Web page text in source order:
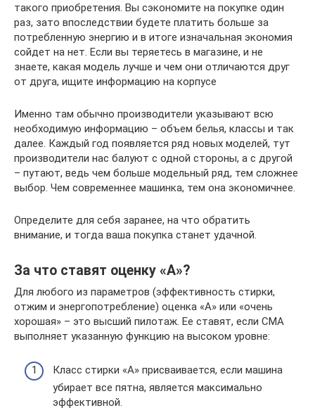
такого приобретения. Вы сэкономите на покупке один
раз, зато впоследствии будете платить больше за
потребленную энергию и в итоге изначальная экономия
сойдет на нет. Если вы теряетесь в магазине, и не
знаете, какая модель лучше и чем они отличаются друг
от друга, ищите информацию на корпусе
Именно там обычно производители указывают всю
необходимую информацию – объем белья, классы и так
далее. Каждый год появляется ряд новых моделей, тут
производители нас балуют с одной стороны, а с другой
– путают, ведь чем больше модельный ряд, тем сложнее
выбор. Чем современнее машинка, тем она экономичнее.
Определите для себя заранее, на что обратить
внимание, и тогда ваша покупка станет удачной.
За что ставят оценку «A»?
Для любого из параметров (эффективность стирки,
отжим и энергопотребление) оценка «А» или «очень
хорошая» – это высший пилотаж. Ее ставят, если СМА
выполняет указанную функцию на высоком уровне:
Класс стирки «А» присваивается, если машина
убирает все пятна, является максимально
эффективной.